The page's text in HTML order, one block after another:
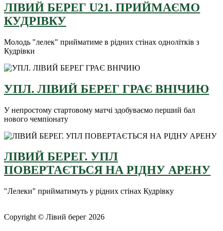
ЛІВИЙ БЕРЕГ U21. ПРИЙМАЄМО
КУДРІВКУ
Молодь "лелек" прийматиме в рідних стінах однолітків з
Кудрівки
УПЛ. ЛІВИЙ БЕРЕГ ГРАЄ ВНІЧИЮ
У непростому стартовому матчі здобуваємо перший бал
нового чемпіонату
ЛІВИЙ БЕРЕГ. УПЛ
ПОВЕРТАЄТЬСЯ НА РІДНУ АРЕНУ
"Лелеки" прийматимуть у рідних стінах Кудрівку
Copyright © Лівий берег 2026